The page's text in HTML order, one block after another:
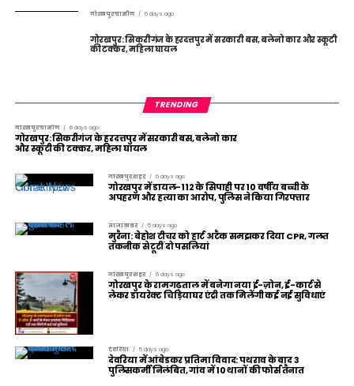
गोरखपुर ग्रामीण 6 days ago
गोरखपुर: सिकरीगंज के हरदत्तपुर में सरकारी बस, बलेनो कार और स्कूटी
की टक्कर, महिला घायल
TRENDING
गोरखपुर ग्रामीण 6 days ago
गोरखपुर: सिकरीगंज के हरदत्तपुर में सरकारी बस, बलेनो कार
और स्कूटी की टक्कर, महिला घायल
गोरखपुर शहर 6 days ago
गोरखपुर में डायल-112 के सिपाही पर 10 वर्षीय बच्ची के
अपहरण और हत्या का आरोप, पुलिस ने किया गिरफ्तार
ताज़ा ख़बर 5 days ago
मुरैना: बेहोश टीचर को हार्ट अटैक समझकर दिया CPR, गलत
तकनीक से टूटीं दो पसलियां
गोरखपुर शहर 6 days ago
गोरखपुर के रामगढ़ताल में बनेगा नया ई-ज़ोन, ई-कार्ट से
लेकर डायरेक्ट चिड़ियाघर एंट्री तक मिलेंगी कई नई सुविधाएं
देवरिया 5 days ago
देवरिया में आंबेडकर प्रतिमा विवाद: पथराव के बाद 3
पुलिसकर्मी निलंबित, गांव में 10 थानों की फोर्स तैनात